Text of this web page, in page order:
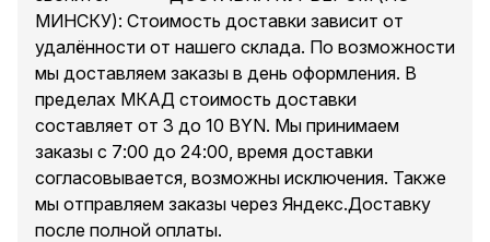
использования внутри и снаружи помещений,
надежная домашняя безопасность;
3. Поддержка режима AP/Wifi/проводного
подключения, plug and play, простота настройки;
4. Поддержка обнаружения движения человека с
помощью искусственного интеллекта, обеспечение
видеоизображений наблюдения UHD, обеспечение
максимальной детализации и четкости;
5. Поддержка двусторонней записи, все камеры
МИНСКУ): Стоимость доставки зависит от
удалённости от нашего склада. По возможности
мы доставляем заказы в день оформления. В
пределах МКАД стоимость доставки
составляет от 3 до 10 BYN. Мы принимаем
заказы с 7:00 до 24:00, время доставки
согласовывается, возможны исключения. Также
мы отправляем заказы через Яндекс.Доставку
после полной оплаты. ⠀⠀⠀⠀⠀⠀⠀⠀